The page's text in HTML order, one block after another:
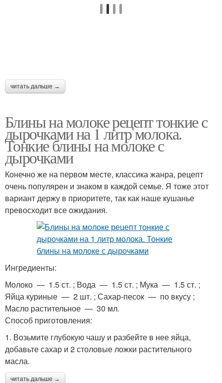
читать дальше →
Блины на молоке рецепт тонкие с
дырочками на 1 литр молока.
Тонкие блины на молоке с
дырочками
Конечно же на первом месте, классика жанра, рецепт
очень популярен и знаком в каждой семье. Я тоже этот
вариант держу в приоритете, так как наше кушанье
превосходит все ожидания.
Ингредиенты:
Молоко — 1.5 ст. ; Вода — 1.5 ст. ; Мука — 1.5 ст. ;
Яйца куриные — 2 шт. ; Сахар-песок — по вкусу ;
Масло растительное — 30 мл.
Способ приготовления:
1. Возьмите глубокую чашу и разбейте в нее яйца,
добавьте сахар и 2 столовые ложки растительного
масла.
читать дальше →